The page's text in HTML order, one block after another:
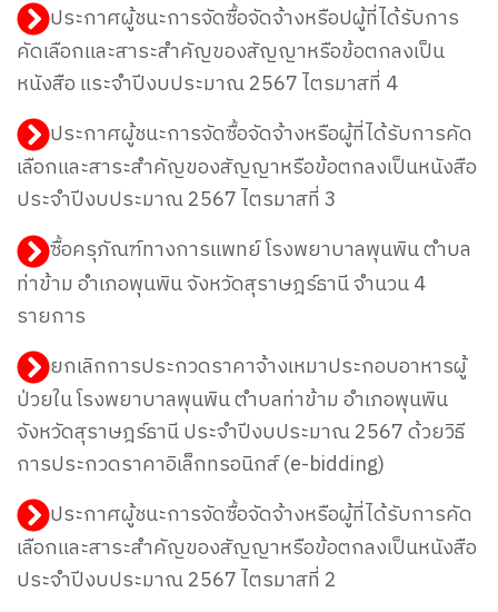
ประกาศผู้ชนะการจัดซื้อจัดจ้างหรือปผู้ที่ได้รับการ
คัดเลือกและสาระสำคัญของสัญญาหรือข้อตกลงเป็น
หนังสือ แระจำปีงบประมาณ 2567 ไตรมาสที่ 4
ประกาศผู้ชนะการจัดซื้อจัดจ้างหรือผู้ที่ได้รับการคัด
เลือกและสาระสำคัญของสัญญาหรือข้อตกลงเป็นหนังสือ
ประจำปีงบประมาณ 2567 ไตรมาสที่ 3
ซื้อครุภัณฑ์ทางการแพทย์ โรงพยาบาลพุนพิน ตำบล
ท่าข้าม อำเภอพุนพิน จังหวัดสุราษฎร์ธานี จำนวน 4
รายการ
ยกเลิกการประกวดราคาจ้างเหมาประกอบอาหารผู้
ป่วยใน โรงพยาบาลพุนพิน ตำบลท่าข้าม อำเภอพุนพิน
จังหวัดสุราษฎร์ธานี ประจำปีงบประมาณ 2567 ด้วยวิธี
การประกวดราคาอิเล็กทรอนิกส์ (e-bidding)
ประกาศผู้ชนะการจัดซื้อจัดจ้างหรือผู้ที่ได้รับการคัด
เลือกและสาระสำคัญของสัญญาหรือข้อตกลงเป็นหนังสือ
ประจำปีงบประมาณ 2567 ไตรมาสที่ 2